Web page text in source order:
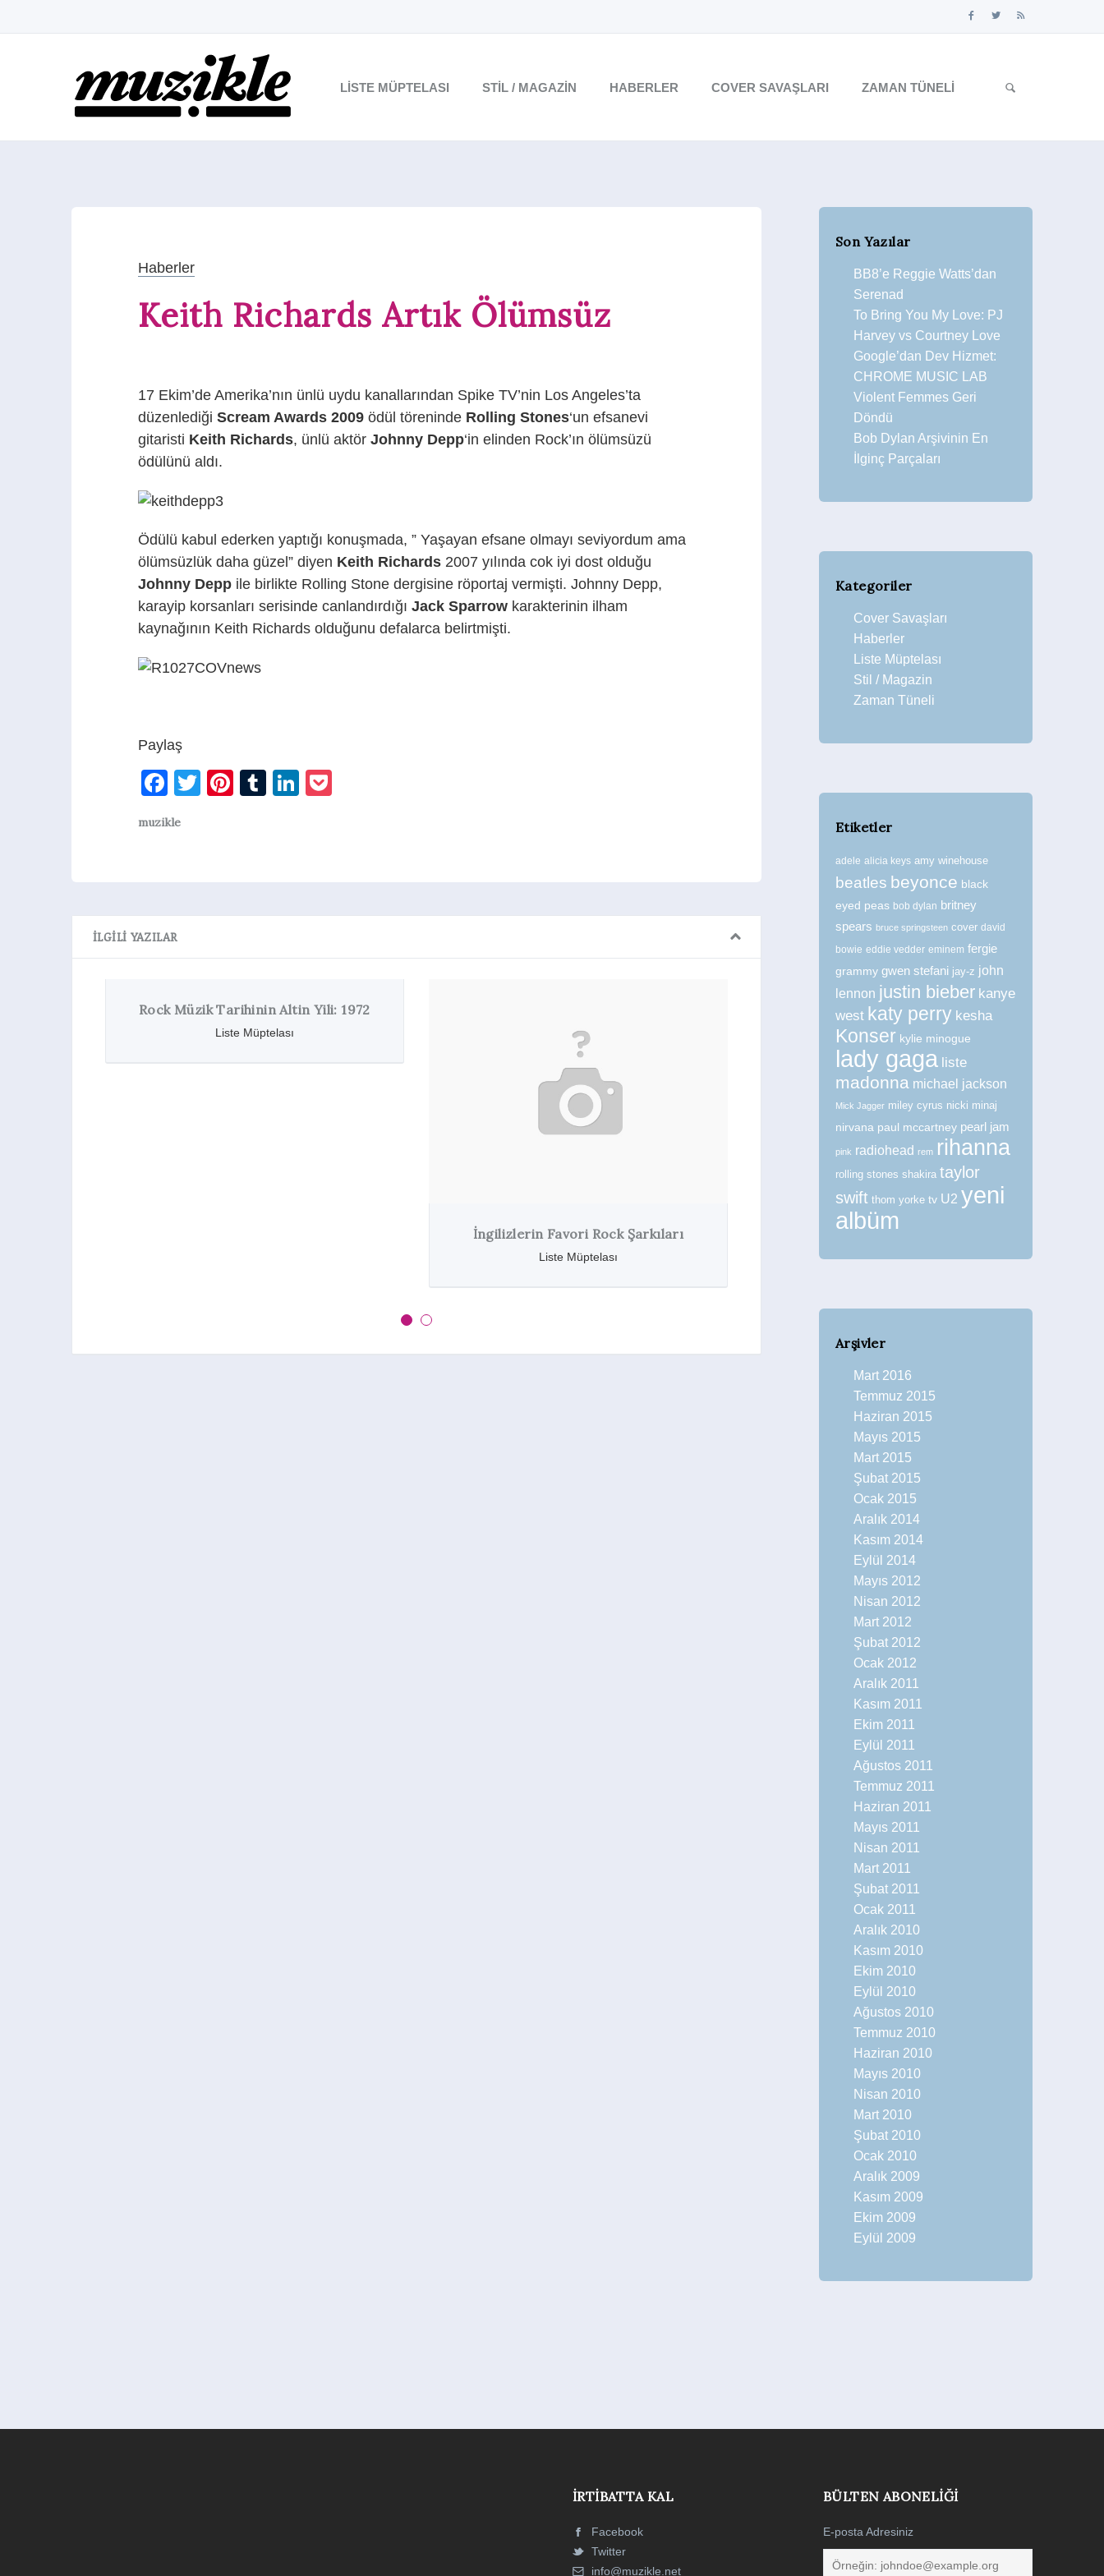
LISTE MÜPTELASI STIL / MAGAZIN HABERLER COVER SAVAŞLARI ZAMAN TÜNELI
Haberler
Keith Richards Artık Ölümsüz
17 Ekim’de Amerika’nın ünlü uydu kanallarından Spike TV’nin Los Angeles’ta
düzenlediği Scream Awards 2009 ödül töreninde Rolling Stones‘un efsanevi
gitaristi Keith Richards, ünlü aktör Johnny Depp‘in elinden Rock’ın ölümsüzü
ödülünü aldı.
Ödülü kabul ederken yaptığı konuşmada, ” Yaşayan efsane olmayı seviyordum ama
ölümsüzlük daha güzel” diyen Keith Richards 2007 yılında cok iyi dost olduğu
Johnny Depp ile birlikte Rolling Stone dergisine röportaj vermişti. Johnny Depp,
karayip korsanları serisinde canlandırdığı Jack Sparrow karakterinin ilham
kaynağının Keith Richards olduğunu defalarca belirtmişti.
Paylaş
Facebook
Twitter
Pinterest
TumblrLinkedIn
muzikle
İLGILI YAZILAR
Rock Müzik Tarihinin Altin Yili: 1972
Liste Müptelası
İngilizlerin Favori Rock Şarkıları
Liste Müptelası
60lı Yıllardan Rolling Stones
Fotoğrafları
Zaman Tüneli
Son Yazılar
BB8’e Reggie Watts’dan
Serenad
To Bring You My Love: PJ
Harvey vs Courtney Love
Google’dan Dev Hizmet:
CHROME MUSIC LAB
Violent Femmes Geri
Döndü
Bob Dylan Arşivinin En
İlginç Parçaları
Kategoriler
Cover Savaşları
Haberler
Liste Müptelası
Stil / Magazin
Zaman Tüneli
Etiketler
adele alicia keys amy winehouse
beatles beyonce black
eyed peas bob dylan britney
spears bruce springsteen cover david
bowie eddie vedder eminem fergie
grammy gwen stefani jay-z john
lennon justin bieber kanye
west katy perry kesha
Konser kylie minogue
lady gaga liste
madonna michael jackson
Mick Jagger miley cyrus nicki minaj
nirvana paul mccartney pearl jam
pink radiohead rem rihanna
rolling stones shakira taylor
swift thom yorke tv U2 yeni
albüm
Arşivler
Mart 2016
Temmuz 2015
Haziran 2015
Mayıs 2015
Mart 2015
Şubat 2015
Ocak 2015
Aralık 2014
Kasım 2014
Eylül 2014
Mayıs 2012
Nisan 2012
Mart 2012
Şubat 2012
Ocak 2012
Aralık 2011
Kasım 2011
Ekim 2011
Eylül 2011
Ağustos 2011
Temmuz 2011
Haziran 2011
Mayıs 2011
Nisan 2011
Mart 2011
Şubat 2011
Ocak 2011
Aralık 2010
Kasım 2010
Ekim 2010
Eylül 2010
Ağustos 2010
Temmuz 2010
Haziran 2010
Mayıs 2010
Nisan 2010
Mart 2010
Şubat 2010
Ocak 2010
Aralık 2009
Kasım 2009
Ekim 2009
Eylül 2009
İRTIBATTA KAL
Facebook
Twitter
info@muzikle.net
BÜLTEN ABONELIĞI
E-posta Adresiniz